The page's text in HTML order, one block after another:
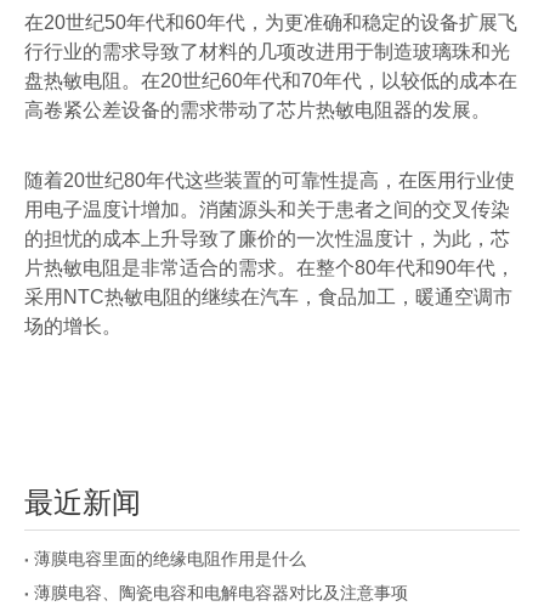
在20世纪50年代和60年代，为更准确和稳定的设备扩展飞
行行业的需求导致了材料的几项改进用于制造玻璃珠和光
盘热敏电阻。在20世纪60年代和70年代，以较低的成本在
高卷紧公差设备的需求带动了芯片热敏电阻器的发展。
随着20世纪80年代这些装置的可靠性提高，在医用行业使
用电子温度计增加。消菌源头和关于患者之间的交叉传染
的担忧的成本上升导致了廉价的一次性温度计，为此，芯
片热敏电阻是非常适合的需求。在整个80年代和90年代，
采用 NTC热敏电阻的继续在汽车，食品加工，暖通空调市
场的增长。
最近新闻
薄膜电容里面的绝缘电阻作用是什么
薄膜电容、陶瓷电容和电解电容器对比及注意事项